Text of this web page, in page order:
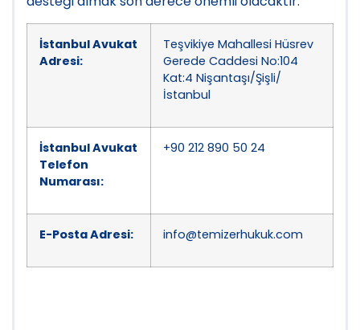
İstanbul Avukat
Adresi:
Teşvikiye Mahallesi Hüsrev
Gerede Caddesi No:104
Kat:4 Nişantaşı/Şişli/
İstanbul
İstanbul Avukat
Telefon
Numarası:
+90 212 890 50 24
E-Posta Adresi: info@temizerhukuk.com